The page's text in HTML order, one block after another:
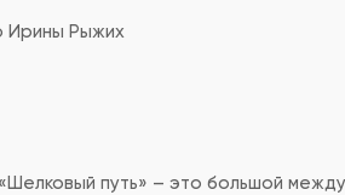
Ирины Рыжих
путь» – это большой